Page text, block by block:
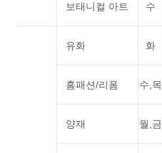
보태니컬 아트 수
유화 화
홈패션/리폼 수,목
양재 월,금